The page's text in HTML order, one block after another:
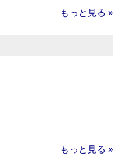
もっと見る »
もっと見る »